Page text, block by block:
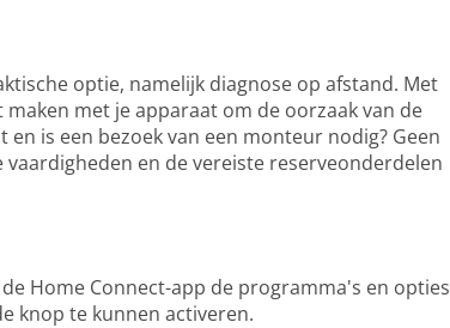
optie, namelijk diagnose op afstand. Met
met je apparaat om de oorzaak van de
is een bezoek van een monteur nodig? Geen
en de vereiste reserveonderdelen
Home Connect-app de programma's en opties
knop te kunnen activeren.